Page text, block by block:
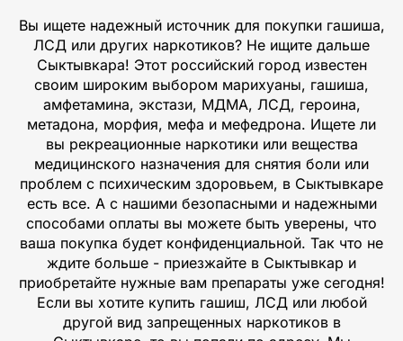
Вы ищете надежный источник для покупки гашиша,
ЛСД или других наркотиков? Не ищите дальше
Сыктывкара! Этот российский город известен
своим широким выбором марихуаны, гашиша,
амфетамина, экстази, МДМА, ЛСД, героина,
метадона, морфия, мефа и мефедрона. Ищете ли
вы рекреационные наркотики или вещества
медицинского назначения для снятия боли или
проблем с психическим здоровьем, в Сыктывкаре
есть все. А с нашими безопасными и надежными
способами оплаты вы можете быть уверены, что
ваша покупка будет конфиденциальной. Так что не
ждите больше - приезжайте в Сыктывкар и
приобретайте нужные вам препараты уже сегодня!
Если вы хотите купить гашиш, ЛСД или любой
другой вид запрещенных наркотиков в